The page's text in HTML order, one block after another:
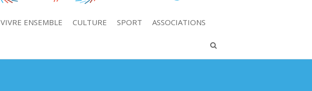
VIVRE ENSEMBLE CULTURE SPORT ASSOCIATIONS